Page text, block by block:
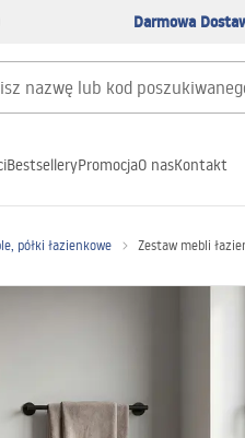
Darmowa
BestselleryPromocjaO nasKontakt
półki łazienkowe Zestaw mebli